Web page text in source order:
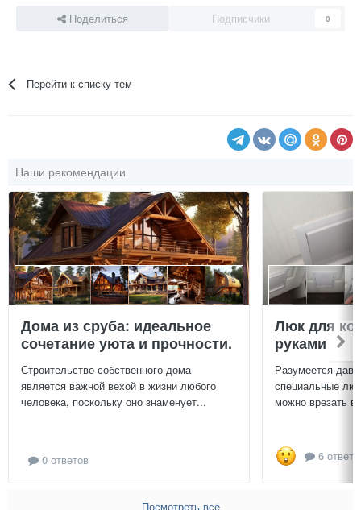
Поделиться Подписчики 0
Перейти к списку тем
Наши рекомендации
Дома из сруба: идеальное
сочетание уюта и прочности.
Строительство собственного дома
является важной вехой в жизни любого
человека, поскольку оно знаменует...
0 ответов
Люк для
руками
Разумеется
специальные
можно врезать
6
Посмотреть всё